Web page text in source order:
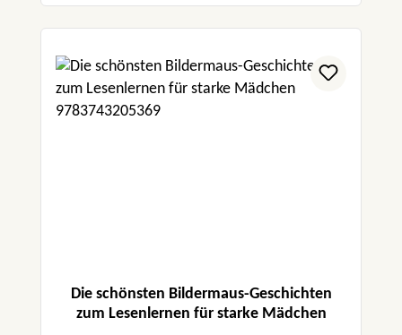
Die schönsten Bildermaus-Geschichten
zum Lesenlernen für starke Mädchen